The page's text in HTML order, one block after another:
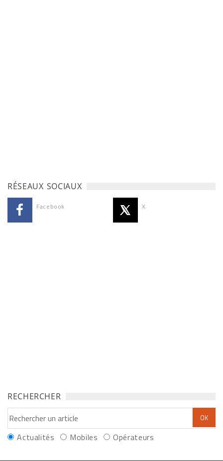
RÉSEAUX SOCIAUX
Facebook X
RECHERCHER
Actualités Mobiles Opérateurs